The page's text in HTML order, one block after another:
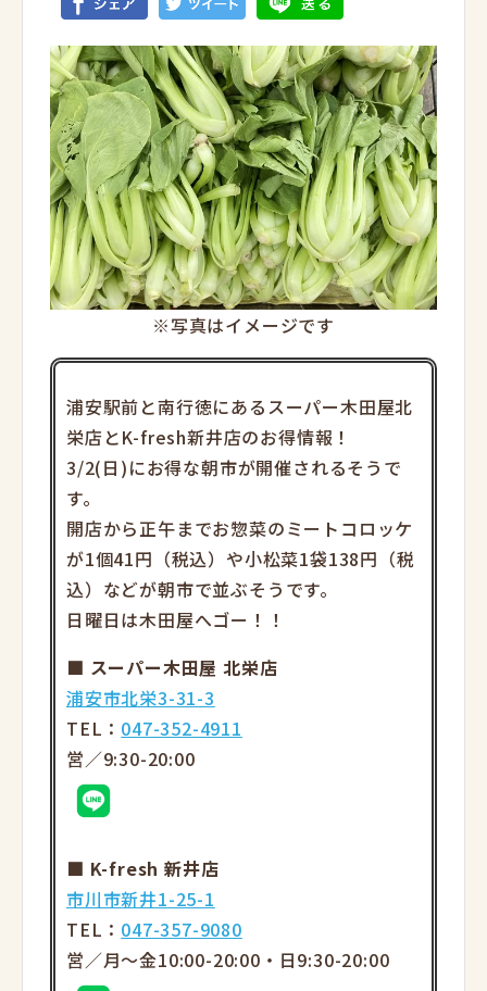
※写真はイメージです
浦安駅前と南行徳にあるスーパー木田屋北
栄店とK-fresh新井店のお得情報！
3/2(日)にお得な朝市が開催されるそうで
す。
開店から正午までお惣菜のミートコロッケ
が1個41円（税込）や小松菜1袋138円（税
込）などが朝市で並ぶそうです。
日曜日は木田屋へゴー！！
■ スーパー木田屋 北栄店
浦安市北栄3-31-3
TEL： 047-352-4911
営／9:30-20:00
■ K-fresh 新井店
市川市新井1-25-1
TEL： 047-357-9080
営／月～金10:00-20:00・日9:30-20:00